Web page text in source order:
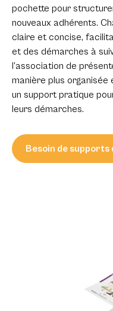
pochette pour
nouveaux adhérents.
claire et concise,
et des démarches à
l’association de
manière plus
un support pratique
leurs démarches.
Besoin de supports